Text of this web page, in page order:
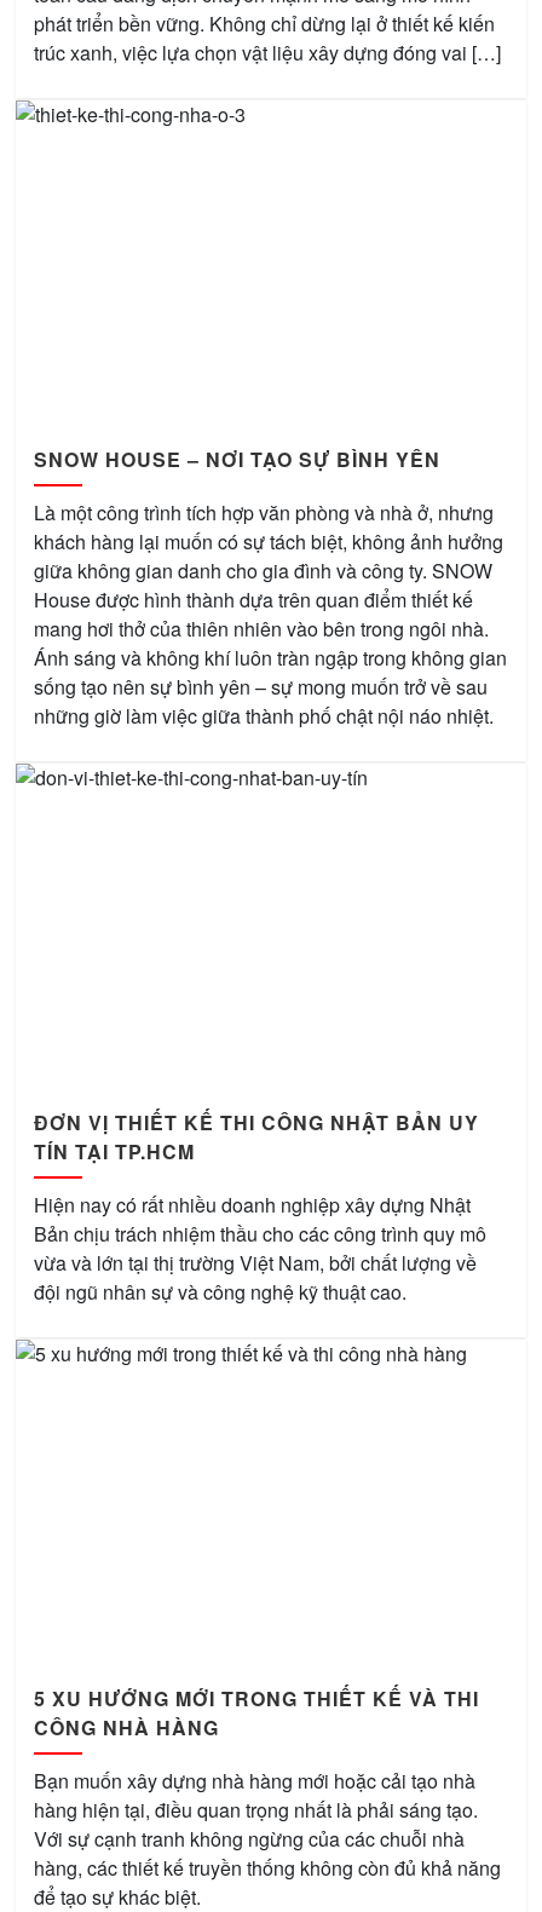
phát triển bền vững. Không chỉ dừng lại ở thiết kế kiến
trúc xanh, việc lựa chọn vật liệu xây dựng đóng vai […]
SNOW HOUSE – NƠI TẠO SỰ BÌNH YÊN
Là một công trình tích hợp văn phòng và nhà ở, nhưng
khách hàng lại muốn có sự tách biệt, không ảnh hưởng
giữa không gian danh cho gia đình và công ty. SNOW
House được hình thành dựa trên quan điểm thiết kế
mang hơi thở của thiên nhiên vào bên trong ngôi nhà.
Ánh sáng và không khí luôn tràn ngập trong không gian
sống tạo nên sự bình yên – sự mong muốn trở về sau
những giờ làm việc giữa thành phố chật nội náo nhiệt.
ĐƠN VỊ THIẾT KẾ THI CÔNG NHẬT BẢN UY
TÍN TẠI TP.HCM
Hiện nay có rất nhiều doanh nghiệp xây dựng Nhật
Bản chịu trách nhiệm thầu cho các công trình quy mô
vừa và lớn tại thị trường Việt Nam, bởi chất lượng về
đội ngũ nhân sự và công nghệ kỹ thuật cao.
5 XU HƯỚNG MỚI TRONG THIẾT KẾ VÀ THI
CÔNG NHÀ HÀNG
Bạn muốn xây dựng nhà hàng mới hoặc cải tạo nhà
hàng hiện tại, điều quan trọng nhất là phải sáng tạo.
Với sự cạnh tranh không ngừng của các chuỗi nhà
hàng, các thiết kế truyền thống không còn đủ khả năng
để tạo sự khác biệt.